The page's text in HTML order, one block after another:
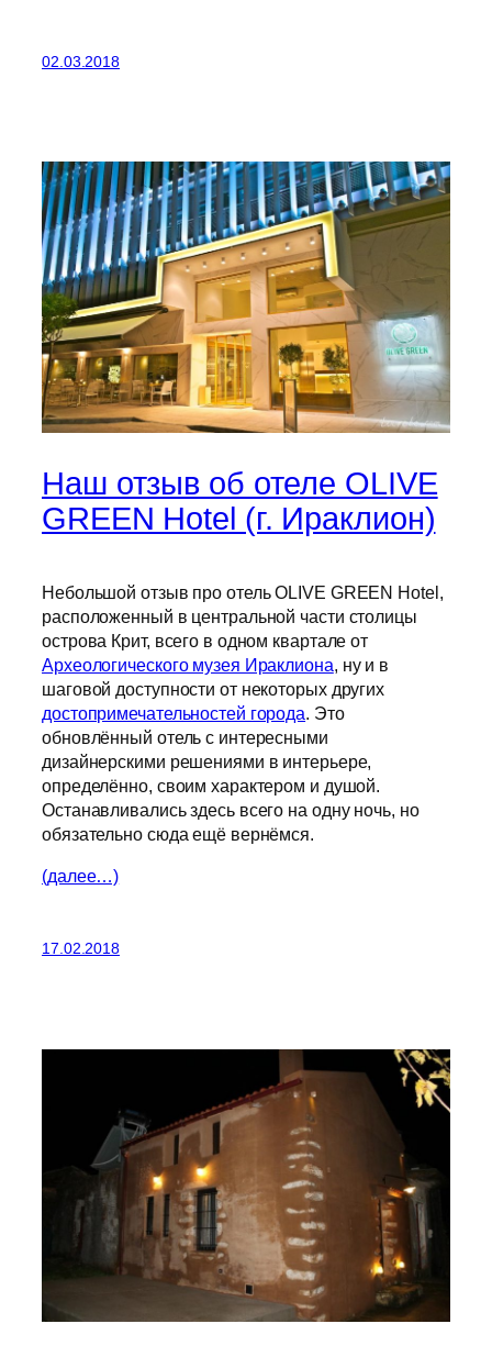
02.03.2018
Наш отзыв об отеле OLIVE
GREEN Hotel (г. Ираклион)
Небольшой отзыв про отель OLIVE GREEN Hotel,
расположенный в центральной части столицы
острова Крит, всего в одном квартале от
Археологического музея Ираклиона, ну и в
шаговой доступности от некоторых других
достопримечательностей города. Это
обновлённый отель с интересными
дизайнерскими решениями в интерьере,
определённо, своим характером и душой.
Останавливались здесь всего на одну ночь, но
обязательно сюда ещё вернёмся.
(далее…)
17.02.2018